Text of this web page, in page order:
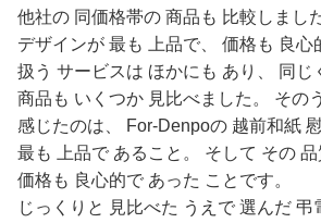
他社の 同価格帯の 商品も 比較しまし
デザインが 最も 上品で、 価格も 良心
扱う サービスは ほかにも あり、 同じ
商品も いくつか 見比べました。 その
感じたのは、 For-Denpoの 越前和紙
最も 上品で あること。 そして その 品
価格も 良心的で あった ことです。
じっくりと 見比べた うえで 選んだ 弔